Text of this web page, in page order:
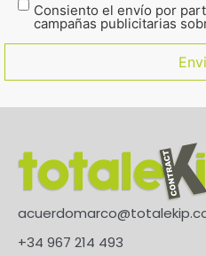
Consiento el envío por
campañas publicitarias
+34 967 214 493